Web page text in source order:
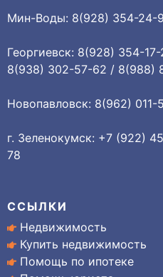
Мин-Воды: 8(928) 354-24-
Георгиевск: 8(928) 354-
8(938) 302-57-62 / 8(988)
Новопавловск: 8(962) 011-
г. Зеленокумск: +7 (922)
78
ССЫЛКИ
Недвижимость
Купить недвижимость
Помощь по ипотеке